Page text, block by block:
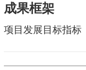
成果框架
项目发展目标指标